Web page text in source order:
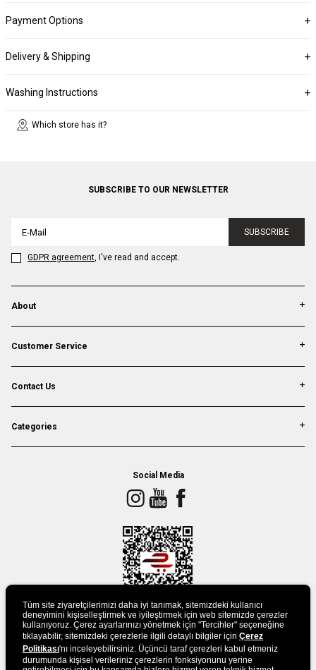
Payment Options
Delivery & Shipping
Washing Instructions
Which store has it?
SUBSCRIBE TO OUR NEWSLETTER
SUBSCRIBE
GDPR agreement, I've read and accept.
About
Customer Service
Contact Us
Categories
Social Media
DOWLAND APP
Tüm site ziyaretçilerimizi daha iyi tanımak, sitemizdeki kullanıcı
deneyimini kişiselleştirmek ve iyileştirmek için web sitemizde çerezler
kullanıyoruz. Çerez ayarlarınızı yönetmek için "Tercihler" seçeneğine
tıklayabilir, sitemizdeki çerezlerle ilgili detaylı bilgiler için Çerez
Politikası'nı inceleyebilirsiniz. Üçüncü taraf çerezleri kabul etmeniz
durumunda kişisel verileriniz çerezlerin fonksiyonunu yerine